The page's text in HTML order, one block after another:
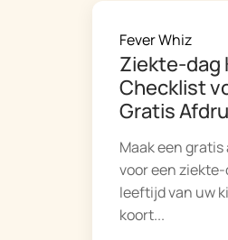
Fever Whiz
Ziekte-dag
Checklist
Gratis
Maak een
voor een
leeftijd van uw
koort...